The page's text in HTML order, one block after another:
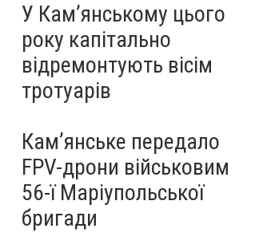
У Кам’янському цього
року капітально
відремонтують вісім
тротуарів
Кам’янське передало
FPV-дрони військовим
56-ї Маріупольської
бригади